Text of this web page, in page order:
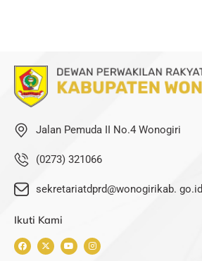
Jalan Pemuda II No.4 Wonogiri
(0273) 321066
sekretariatdprd@wonogirikab. go.id
Ikuti Kami
F
a
X
-
Y
o
I
n